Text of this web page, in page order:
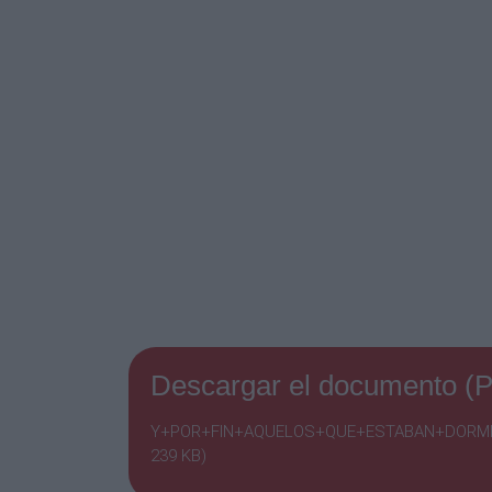
Descargar el documento
239 KB)